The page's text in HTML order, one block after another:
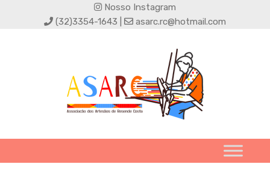
Nosso Instagram
(32)3354-1643 |
asarc.rc@hotmail.com